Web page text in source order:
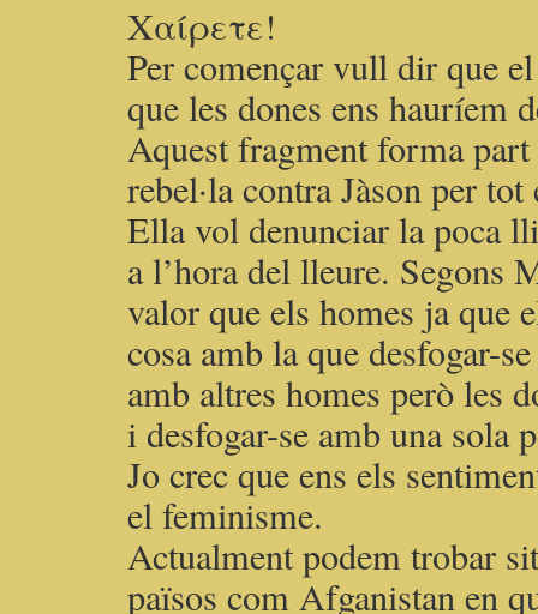
Χαίρετε!
Per començar vull dir que
que les dones ens hauríem
Aquest fragment forma
rebel·la contra Jàson per
Ella vol denunciar la poca
a l’hora del lleure. Segons
valor que els homes ja que
cosa amb la que desfogar-
amb altres homes però les
i desfogar-se amb una sola
Jo crec que ens els
el feminisme.
Actualment podem trobar
països com Afganistan en